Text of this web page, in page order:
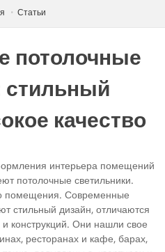
Статьи
потолочные
стильный
качество
интерьера помещений
потолочные светильники.
помещения. Современные
стильный дизайн, отличаются
конструкций. Они нашли свое
ресторанах и кафе, барах,